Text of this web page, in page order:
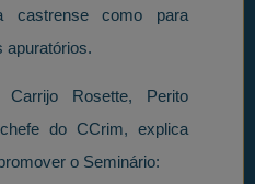
castrense como para
apuratórios.
Rosette, Perito
do CCrim, explica
o Seminário: